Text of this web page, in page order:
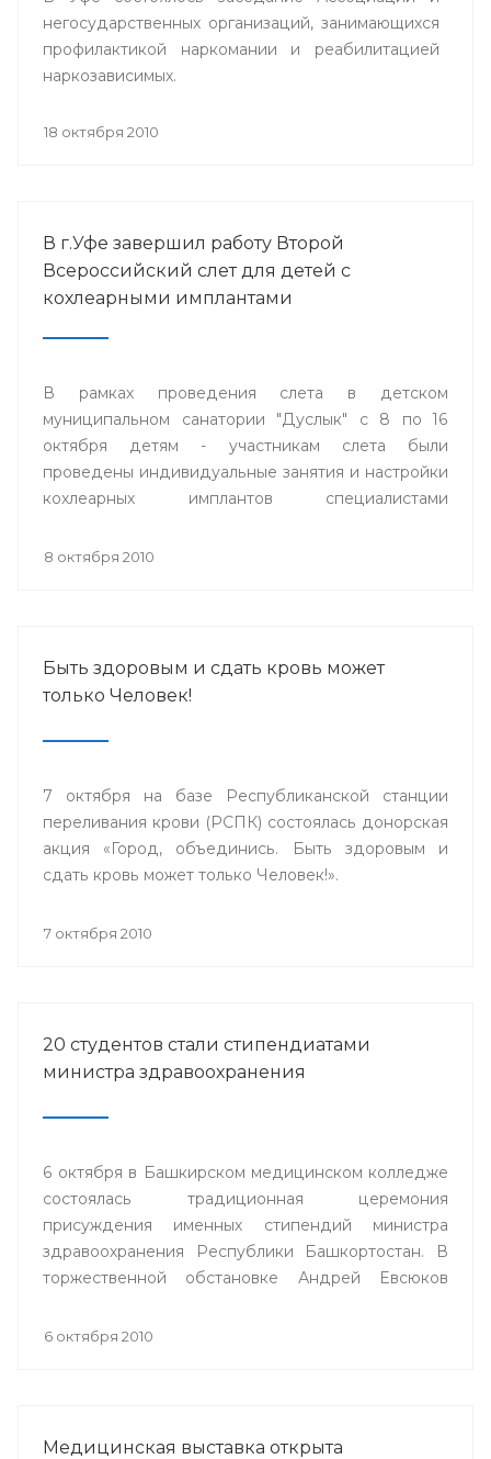
негосударственных организаций, занимающихся
профилактикой наркомании и реабилитацией
наркозависимых.
18 октября 2010
В г.Уфе завершил работу Второй
Всероссийский слет для детей с
кохлеарными имплантами
В рамках проведения слета в детском
муниципальном санатории "Дуслык" с 8 по 16
октября детям - участникам слета были
проведены индивидуальные занятия и настройки
кохлеарных имплантов специалистами
Великобритании, Германии, специалистами ФГУ
8 октября 2010
Быть здоровым и сдать кровь может
только Человек!
7 октября на базе Республиканской станции
переливания крови (РСПК) состоялась донорская
акция «Город, объединись. Быть здоровым и
сдать кровь может только Человек!».
7 октября 2010
20 студентов стали стипендиатами
министра здравоохранения
6 октября в Башкирском медицинском колледже
состоялась традиционная церемония
присуждения именных стипендий министра
здравоохранения Республики Башкортостан. В
торжественной обстановке Андрей Евсюков
колледжей республики дипломы о присуждении
6 октября 2010
Медицинская выставка открыта